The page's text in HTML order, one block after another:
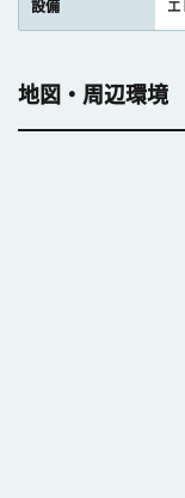
設備 エ
地図・周辺環境